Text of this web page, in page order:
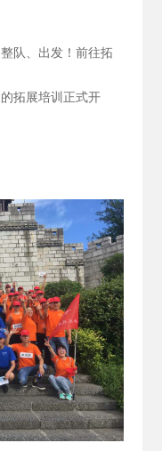
队、出发！前往拓
拓展培训正式开